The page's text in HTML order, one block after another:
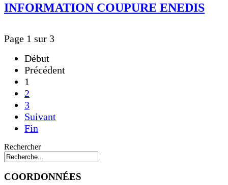
INFORMATION COUPURE ENEDIS
Page 1 sur 3
Début
Précédent
1
2
3
Suivant
Fin
Rechercher
COORDONNÉES